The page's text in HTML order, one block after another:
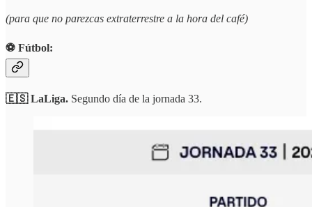
(para que no parezcas extraterrestre a la hora del café)
⚽️ Fútbol:
🇪🇸 LaLiga. Segundo día de la jornada 33.